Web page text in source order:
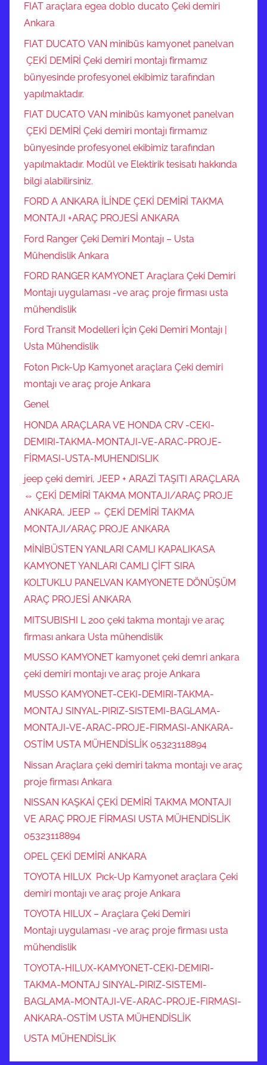
FIAT araçlara egea doblo ducato Çeki demiri
Ankara
FIAT DUCATO VAN minibüs kamyonet panelvan
ÇEKİ DEMİRİ Çeki demiri montajı firmamız
bünyesinde profesyonel ekibimiz tarafından
yapılmaktadır.
FIAT DUCATO VAN minibüs kamyonet panelvan
ÇEKİ DEMİRİ Çeki demiri montajı firmamız
bünyesinde profesyonel ekibimiz tarafından
yapılmaktadır. Modül ve Elektirik tesisatı hakkında
bilgi alabilirsiniz.
FORD A ANKARA İLİNDE ÇEKİ DEMİRİ TAKMA
MONTAJI +ARAÇ PROJESİ ANKARA
Ford Ranger Çeki Demiri Montajı – Usta
Mühendislik Ankara
FORD RANGER KAMYONET Araçlara Çeki Demiri
Montajı uygulaması -ve araç proje firması usta
mühendislik
Ford Transit Modelleri İçin Çeki Demiri Montajı |
Usta Mühendislik
Foton Pıck-Up Kamyonet araçlara Çeki demiri
montajı ve araç proje Ankara
Genel
HONDA ARAÇLARA VE HONDA CRV -CEKI-
DEMIRI-TAKMA-MONTAJI-VE-ARAC-PROJE-
FİRMASI-USTA-MUHENDISLIK
jeep çeki demiri, JEEP + ARAZİ TAŞITI ARAÇLARA
⇔ ÇEKİ DEMİRİ TAKMA MONTAJI/ARAÇ PROJE
ANKARA, JEEP ⇔ ÇEKİ DEMİRİ TAKMA
MONTAJI/ARAÇ PROJE ANKARA
MİNİBÜSTEN YANLARI CAMLI KAPALIKASA
KAMYONET YANLARI CAMLI ÇİFT SIRA
KOLTUKLU PANELVAN KAMYONETE DÖNÜŞÜM
ARAÇ PROJESİ ANKARA
MITSUBISHI L 200 çeki takma montajı ve araç
firması ankara Usta mühendislik
MUSSO KAMYONET kamyonet çeki demri ankara
çeki demiri montajı ve araç proje Ankara
MUSSO KAMYONET-CEKI-DEMIRI-TAKMA-
MONTAJ SINYAL-PIRIZ-SISTEMI-BAGLAMA-
MONTAJI-VE-ARAC-PROJE-FIRMASI-ANKARA-
OSTİM USTA MÜHENDİSLİK 05323118894
Nissan Araçlara çeki demiri takma montajı ve araç
proje firması Ankara
NISSAN KAŞKAİ ÇEKİ DEMİRİ TAKMA MONTAJI
VE ARAÇ PROJE FİRMASI USTA MÜHENDİSLİK
05323118894
OPEL ÇEKİ DEMİRİ ANKARA
TOYOTA HILUX Pıck-Up Kamyonet araçlara Çeki
demiri montajı ve araç proje Ankara
TOYOTA HILUX – Araçlara Çeki Demiri
Montajı uygulaması -ve araç proje firması usta
mühendislik
TOYOTA-HILUX-KAMYONET-CEKI-DEMIRI-
TAKMA-MONTAJ SINYAL-PIRIZ-SISTEMI-
BAGLAMA-MONTAJI-VE-ARAC-PROJE-FIRMASI-
ANKARA-OSTİM USTA MÜHENDİSLİK
USTA MÜHENDİSLİK